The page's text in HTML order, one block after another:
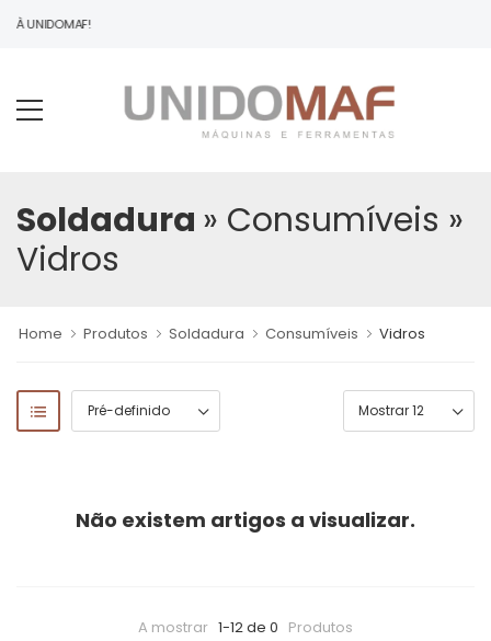
À UNIDOMAF!
Soldadura » Consumíveis »
Vidros
Home Produtos Soldadura Consumíveis Vidros
Não existem artigos a visualizar.
A mostrar 1-12 de 0 Produtos